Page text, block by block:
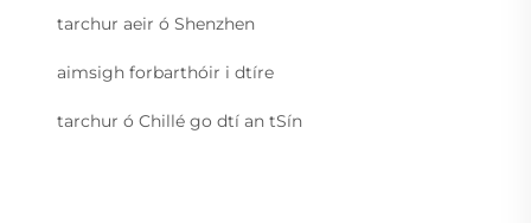
tarchur aeir ó Shenzhen
aimsigh forbarthóir i dtíre
tarchur ó Chillé go dtí an tSín